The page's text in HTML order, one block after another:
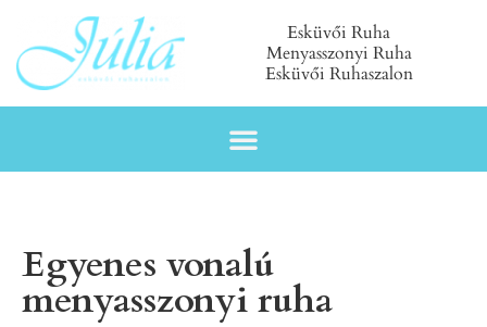
Esküvői Ruha
Menyasszonyi Ruha
Esküvői Ruhaszalon
Egyenes vonalú
menyasszonyi ruha